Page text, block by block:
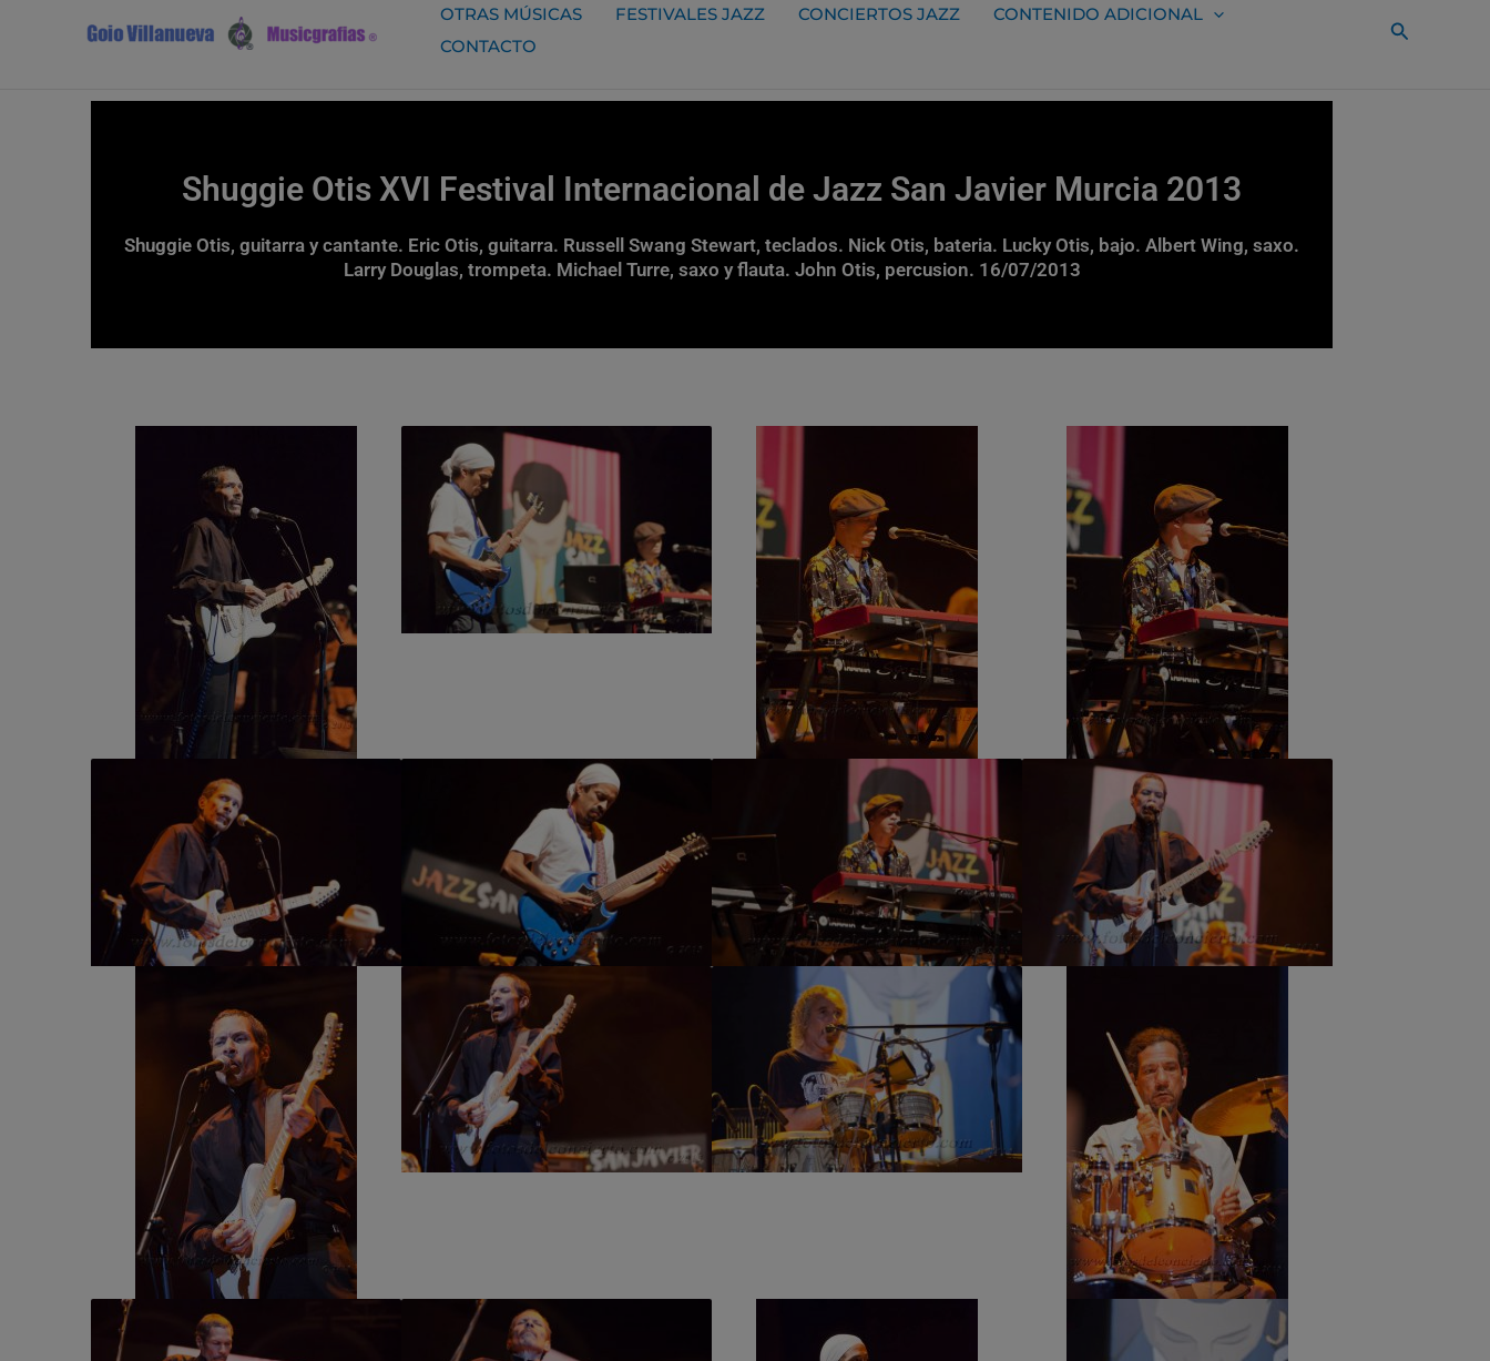
OTRAS MÚSICAS FESTIVALES JAZZ CONCIERTOS JAZZ
CONTENIDO ADICIONAL
CONTACTO
Buscar
Shuggie Otis XVI Festival Internacional de Jazz San Javier Murcia 2013
Shuggie Otis, guitarra y cantante. Eric Otis, guitarra. Russell Swang Stewart, teclados. Nick Otis, bateria. Lucky Otis, bajo. Albert Wing, saxo.
Larry Douglas, trompeta. Michael Turre, saxo y flauta. John Otis, percusion. 16/07/2013